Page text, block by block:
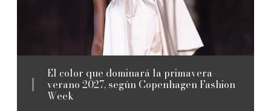
El color que dominará la primavera-
verano 2027, según Copenhagen Fashion
Week